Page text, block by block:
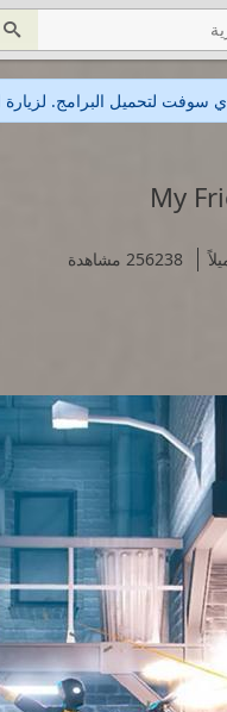

سوفت لتحميل البرامج. لزيارة
256238 مشاهدة